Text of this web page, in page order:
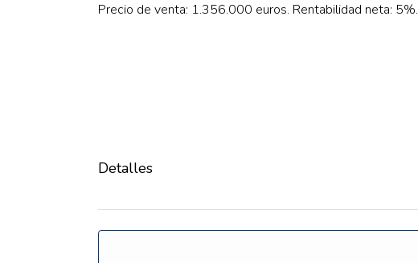
Precio de venta: 1.356.000 euros. Rentabilidad neta: 5%.
Detalles